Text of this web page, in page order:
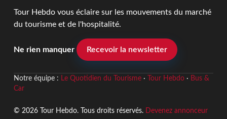
Tour Hebdo vous éclaire sur les mouvements du marché
du tourisme et de l'hospitalité.
Ne rien manquer Recevoir la newsletter
Notre équipe : Le Quotidien du Tourisme· Tour Hebdo· Bus &
Car
© 2026 Tour Hebdo. Tous droits réservés. Devenez annonceur